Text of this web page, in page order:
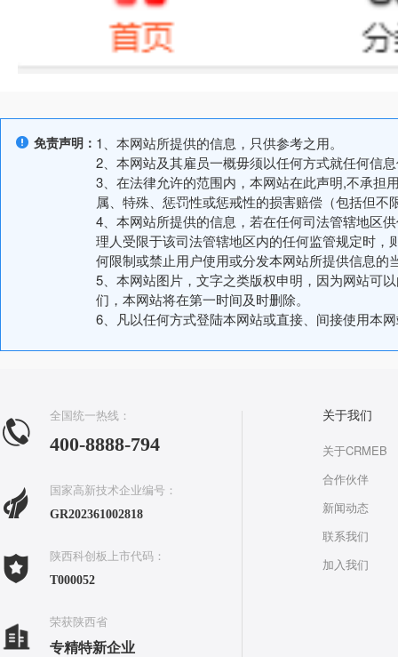
免责声明： 1、本网站所提供的信息，只供参考之用。
2、本网站及其雇员一概毋须以任何方式就任何信
3、在法律允许的范围内，本网站在此声明,不承担
属、特殊、惩罚性或惩戒性的损害赔偿（包括但
4、本网站所提供的信息，若在任何司法管辖地区
理人受限于该司法管辖地区内的任何监管规定时
何限制或禁止用户使用或分发本网站所提供信息的
5、本网站图片，文字之类版权申明，因为网站可
们，本网站将在第一时间及时删除。
6、凡以任何方式登陆本网站或直接、间接使用本
全国统一热线：
400-8888-794
国家高新技术企业编号：
GR202361002818
陕西科创板上市代码：
T000052
荣获陕西省
专精特新企业
关于我们
关于CRMEB
合作伙伴
新闻动态
联系我们
加入我们